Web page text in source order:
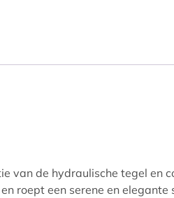
van de hydraulische tegel en
roept een serene en